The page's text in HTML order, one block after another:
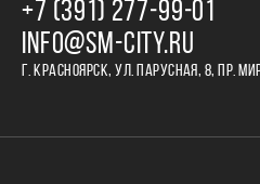
+7 (391) 277‒99‒01
INFO@SM-CITY.RU
Г. КРАСНОЯРСК, УЛ. ПАРУСНАЯ, 8, ПР.